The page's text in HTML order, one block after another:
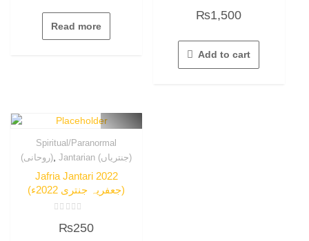
5
Read more
0
out
5
₨1,500
Add to cart
Spiritual/Paranormal
(روحانی) , Jantarian (جنتریاں)
Jafria Jantari 2022
(جعفریہ جنتری 2022ء)
out
₨250